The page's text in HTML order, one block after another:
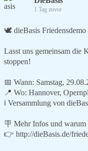
1 Tag zuvor
🕊 dieBasis
Lasst uns gemeinsam die
stoppen!
📅 Wann: Samstag,
📍 Wo: Hannover,
ℹ️ Versammlung von
🪧 Mehr Infos und warum
👉 http://dieBasis.de/